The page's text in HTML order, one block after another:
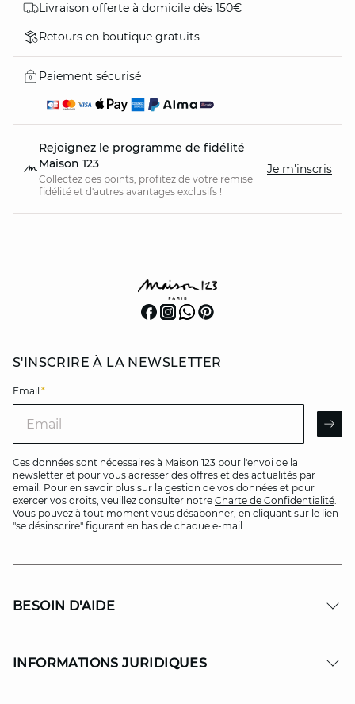
Livraison offerte à domicile dès 150€
Retours en boutique gratuits
Paiement sécurisé
Rejoignez le programme de fidélité
Maison 123
Collectez des points, profitez de votre remise
fidélité et d'autres avantages exclusifs !
Je m'inscris
S'INSCRIRE À LA NEWSLETTER
Email *
Ces données sont nécessaires à Maison 123 pour l'envoi de la
newsletter et pour vous adresser des offres et des actualités par
email. Pour en savoir plus sur la gestion de vos données et pour
exercer vos droits, veuillez consulter notre Charte de Confidentialité.
Vous pouvez à tout moment vous désabonner, en cliquant sur le lien
"se désinscrire" figurant en bas de chaque e-mail.
BESOIN D'AIDE
INFORMATIONS JURIDIQUES